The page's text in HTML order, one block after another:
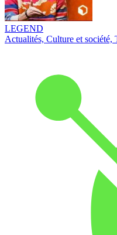
LEGEND
Actualités, Culture et société,